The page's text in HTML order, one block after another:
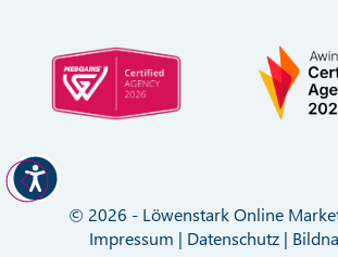
© 2026 - Löwenstark Online
Impressum | Datenschutz|